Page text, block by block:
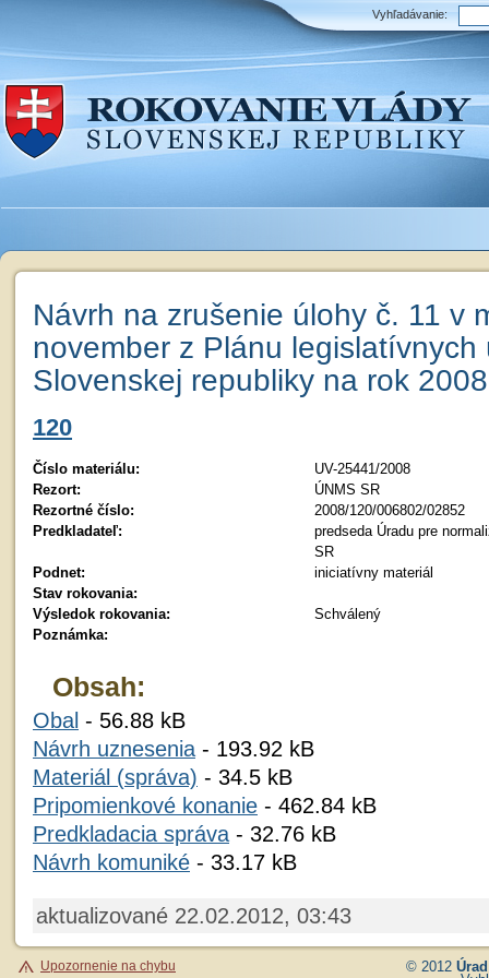
Vyhľadávanie:
Návrh na zrušenie úlohy č. 11 v
november z Plánu legislatívnych
Slovenskej republiky na rok 2008
120
Číslo materiálu:
UV-25441/2008
Rezort:
ÚNMS SR
Rezortné číslo:
2008/120/006802/02852
Predkladateľ:
predseda Úradu pre
SR
Podnet:
iniciatívny materiál
Stav rokovania:
Výsledok rokovania:
Schválený
Poznámka:
Obsah:
Obal - 56.88 kB
Návrh uznesenia - 193.92 kB
Materiál (správa) - 34.5 kB
Pripomienkové konanie - 462.84 kB
Predkladacia správa - 32.76 kB
Návrh komuniké - 33.17 kB
aktualizované 22.02.2012, 03:43
Upozornenie na chybu © 2012